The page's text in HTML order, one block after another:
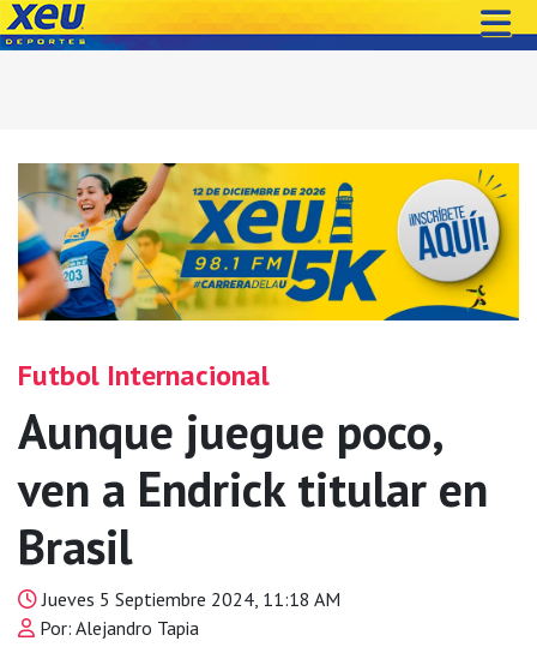
Futbol Internacional
Aunque juegue poco,
ven a Endrick titular en
Brasil
Jueves 5 Septiembre 2024, 11:18 AM
Por: Alejandro Tapia